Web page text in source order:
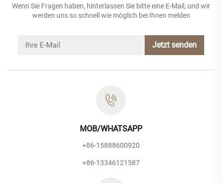
Wenn Sie Fragen haben, hinterlassen Sie bitte eine E-Mail, und wir
werden uns so schnell wie möglich bei Ihnen melden
Jetzt senden
MOB/WHATSAPP
+86-15888600920
+86-13346121587